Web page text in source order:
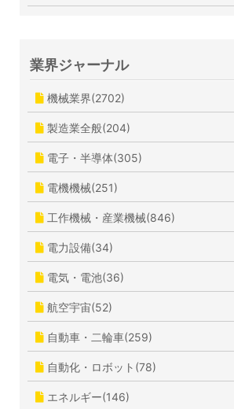
業界ジャーナル
機械業界(2702)
製造業全般(204)
電子・半導体(305)
電機機械(251)
工作機械・産業機械(846)
電力設備(34)
電気・電池(36)
航空宇宙(52)
自動車・二輪車(259)
自動化・ロボット(78)
エネルギー(146)